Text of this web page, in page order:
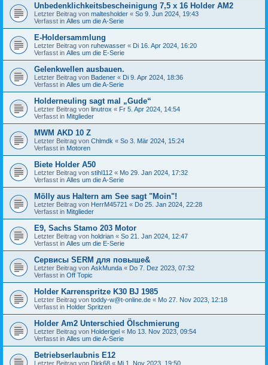
Unbedenklichkeitsbescheinigung 7,5 x 16 Holder AM2
Letzter Beitrag von maltesholder « So 9. Jun 2024, 19:43
Verfasst in Alles um die A-Serie
E-Holdersammlung
Letzter Beitrag von ruhewasser « Di 16. Apr 2024, 16:20
Verfasst in Alles um die E-Serie
Gelenkwellen ausbauen.
Letzter Beitrag von Badener « Di 9. Apr 2024, 18:36
Verfasst in Alles um die A-Serie
Holderneuling sagt mal „Gude“
Letzter Beitrag von linutrox « Fr 5. Apr 2024, 14:54
Verfasst in Mitglieder
MWM AKD 10 Z
Letzter Beitrag von Chlmdk « So 3. Mär 2024, 15:24
Verfasst in Motoren
Biete Holder A50
Letzter Beitrag von stihl112 « Mo 29. Jan 2024, 17:32
Verfasst in Alles um die A-Serie
Mölly aus Haltern am See sagt "Moin"!
Letzter Beitrag von HerrM45721 « Do 25. Jan 2024, 22:28
Verfasst in Mitglieder
E9, Sachs Stamo 203 Motor
Letzter Beitrag von holdrian « So 21. Jan 2024, 12:47
Verfasst in Alles um die E-Serie
Сервисы SERM для повыше&
Letzter Beitrag von AskMunda « Do 7. Dez 2023, 07:32
Verfasst in Off Topic
Holder Karrenspritze K30 BJ 1985
Letzter Beitrag von toddy-w@t-online.de « Mo 27. Nov 2023, 12:18
Verfasst in Holder Spritzen
Holder Am2 Unterschied Ölschmierung
Letzter Beitrag von Holderigel « Mo 13. Nov 2023, 09:54
Verfasst in Alles um die A-Serie
Betriebserlaubnis E12
Letzter Beitrag von Dirk68 « Mi 1. Nov 2023, 19:50